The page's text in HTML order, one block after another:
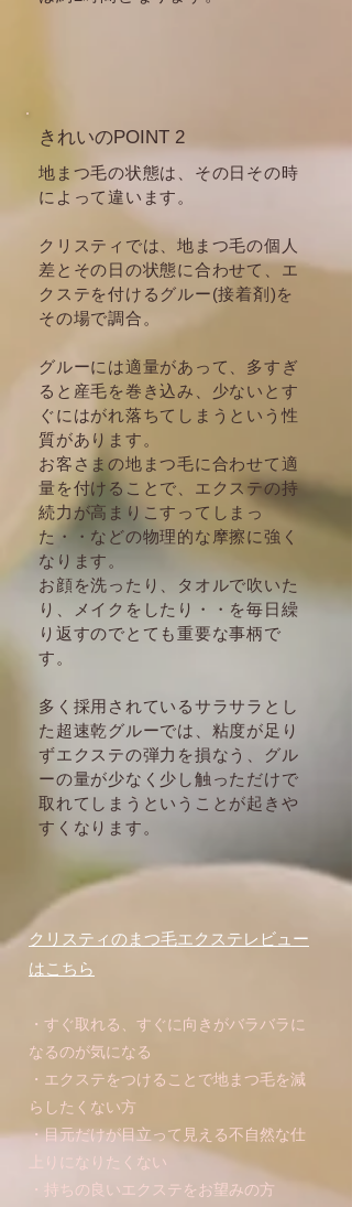
きれいのPOINT 2
地まつ毛の状態は、その日その時
によって違います。
クリスティでは、地まつ毛の個人
差とその日の状態に合わせて、エ
クステを付ける グルー(接着剤)を
その場で調合。
グルーには適量があって、多すぎ
ると産毛を巻き込み、少ないとす
ぐにはがれ落ちてしまうという性
質があります。
お客さまの地まつ毛に合わせて適
量を付けることで、エクステの持
続力が高まりこすってしまっ
た・・などの物理的な摩擦に強く
なります。
お顔を洗ったり、タオルで吹いた
り、メイクをしたり・・を毎日繰
り返すのでとても重要な事柄で
す。
多く採用されているサラサラとし
た超速乾グルーでは、粘度が足り
ずエクステの弾力を損なう、グル
ーの量が少なく少し触っただけで
取れてしまうということが起きや
すくなります。
クリスティのまつ毛エクステレビュー
はこちら
・すぐ取れる、すぐに向きがバラバラに
なるのが気になる
・エクステをつけることで地まつ毛を減
らしたくない方
・目元だけが目立って見える不自然な仕
上りになりたくない
・持ちの良いエクステをお望みの方